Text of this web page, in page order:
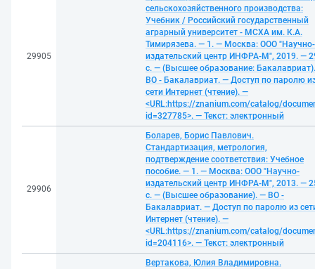
29905
сельскохозяйственного производства:
Учебник / Российский государственный
аграрный университет - МСХА им. К.А.
Тимирязева. — 1. — Москва: ООО "Научно-
издательский центр ИНФРА-М", 2019. —
с. — (Высшее образование:
ВО - Бакалавриат. — Доступ по паролю
сети Интернет (чтение). —
<URL:https://znanium.com/catalog/
id=327785>. — Текст: электронный
29906
Боларев, Борис Павлович.
Стандартизация, метрология,
подтверждение соответствия: Учебное
пособие. — 1. — Москва: ООО "Научно-
издательский центр ИНФРА-М", 2013. —
с. — (Высшее образование). — ВО -
Бакалавриат. — Доступ по паролю из
Интернет (чтение). —
<URL:https://znanium.com/catalog/
id=204116>. — Текст: электронный
Вертакова, Юлия Владимировна.